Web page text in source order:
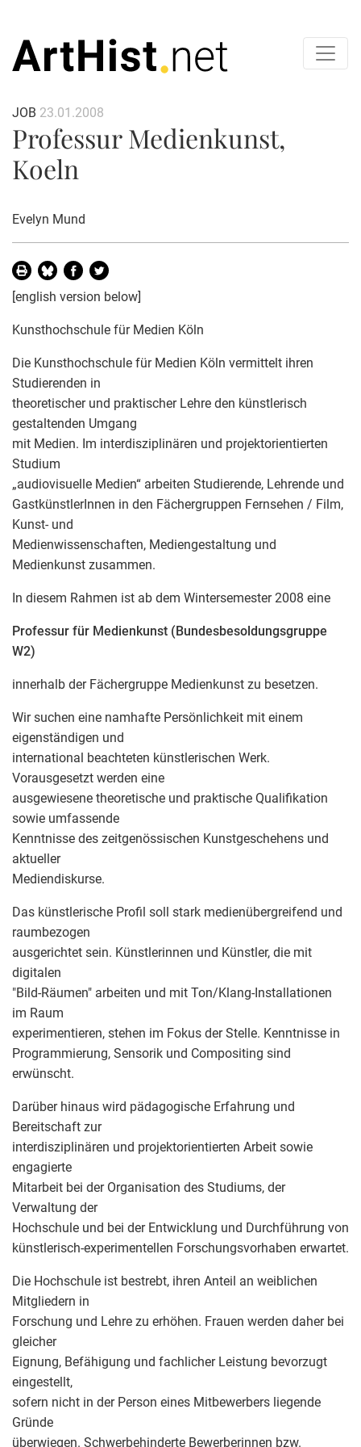
JOB 23.01.2008
Professur Medienkunst,
Koeln
Evelyn Mund
[english version below]
Kunsthochschule für Medien Köln
Die Kunsthochschule für Medien Köln vermittelt ihren
Studierenden in
theoretischer und praktischer Lehre den künstlerisch
gestaltenden Umgang
mit Medien. Im interdisziplinären und projektorientierten
Studium
„audiovisuelle Medien“ arbeiten Studierende, Lehrende und
GastkünstlerInnen in den Fächergruppen Fernsehen / Film,
Kunst- und
Medienwissenschaften, Mediengestaltung und
Medienkunst zusammen.
In diesem Rahmen ist ab dem Wintersemester 2008 eine
Professur für Medienkunst (Bundesbesoldungsgruppe
W2)
innerhalb der Fächergruppe Medienkunst zu besetzen.
Wir suchen eine namhafte Persönlichkeit mit einem
eigenständigen und
international beachteten künstlerischen Werk.
Vorausgesetzt werden eine
ausgewiesene theoretische und praktische Qualifikation
sowie umfassende
Kenntnisse des zeitgenössischen Kunstgeschehens und
aktueller
Mediendiskurse.
Das künstlerische Profil soll stark medienübergreifend und
raumbezogen
ausgerichtet sein. Künstlerinnen und Künstler, die mit
digitalen
"Bild-Räumen" arbeiten und mit Ton/Klang-Installationen
im Raum
experimentieren, stehen im Fokus der Stelle. Kenntnisse in
Programmierung, Sensorik und Compositing sind
erwünscht.
Darüber hinaus wird pädagogische Erfahrung und
Bereitschaft zur
interdisziplinären und projektorientierten Arbeit sowie
engagierte
Mitarbeit bei der Organisation des Studiums, der
Verwaltung der
Hochschule und bei der Entwicklung und Durchführung von
künstlerisch-experimentellen Forschungsvorhaben erwartet.
Die Hochschule ist bestrebt, ihren Anteil an weiblichen
Mitgliedern in
Forschung und Lehre zu erhöhen. Frauen werden daher bei
gleicher
Eignung, Befähigung und fachlicher Leistung bevorzugt
eingestellt,
sofern nicht in der Person eines Mitbewerbers liegende
Gründe
überwiegen. Schwerbehinderte Bewerberinnen bzw.